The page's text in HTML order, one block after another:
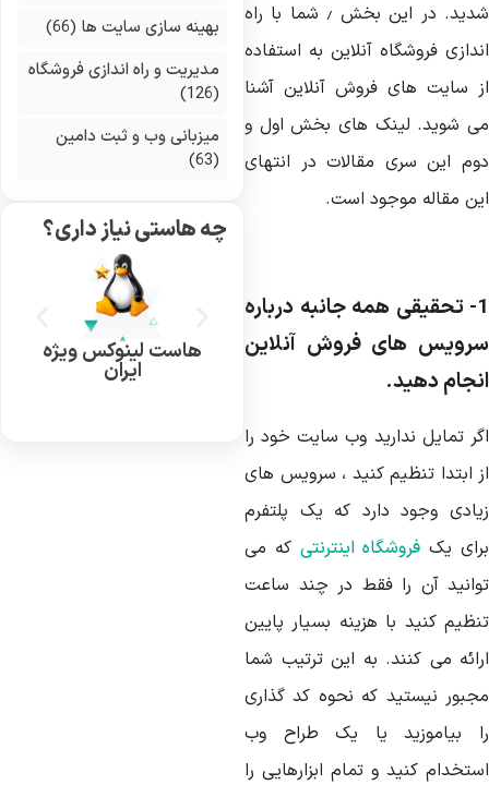
شدید. در این بخش ٫ شما با راه
فروشگاه آنلاین به استفاده
سایت های فروش آنلاین آشنا
شوید. لینک های بخش اول و
این سری مقالات در انتهای
مقاله موجود است.
1- تحقیقی همه جانبه درباره
های فروش آنلاین
دهید.
تمایل ندارید وب سایت خود را
ابتدا تنظیم کنید ، سرویس های
وجود دارد که یک پلتفرم
یک فروشگاه اینترنتیکه می
آن را فقط در چند ساعت
کنید با هزینه بسیار پایین
می کنند. به این ترتیب شما
نیستید که نحوه کد گذاری
بیاموزید یا یک طراح وب
کنید و تمام ابزارهایی را
بهینه سازی سایت ها(66)
مدیریت و راه اندازی فروشگاه
میزبانی وب و ثبت دامین
چه هاستی نیاز داری؟
هاست لینوکس ویژه
ایران